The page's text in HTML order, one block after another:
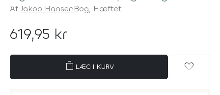
Af Jakob HansenBog, Hæftet
619,95 kr
shopping_bag LÆG I KURV favorite